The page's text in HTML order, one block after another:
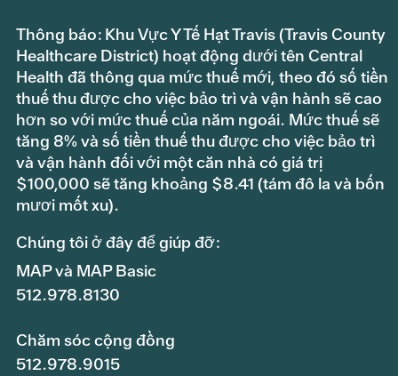
Thông báo: Khu Vực Y Tế Hạt Travis (Travis County
Healthcare District) hoạt động dưới tên Central
Health đã thông qua mức thuế mới, theo đó số tiền
thuế thu được cho việc bảo trì và vận hành sẽ cao
hơn so với mức thuế của năm ngoái. Mức thuế sẽ
tăng 8% và số tiền thuế thu được cho việc bảo trì
và vận hành đối với một căn nhà có giá trị
$100,000 sẽ tăng khoảng $8.41 (tám đô la và bốn
mươi mốt xu).
Chúng tôi ở đây để giúp đỡ:
MAP và MAP Basic
512.978.8130
Chăm sóc cộng đồng
512.978.9015